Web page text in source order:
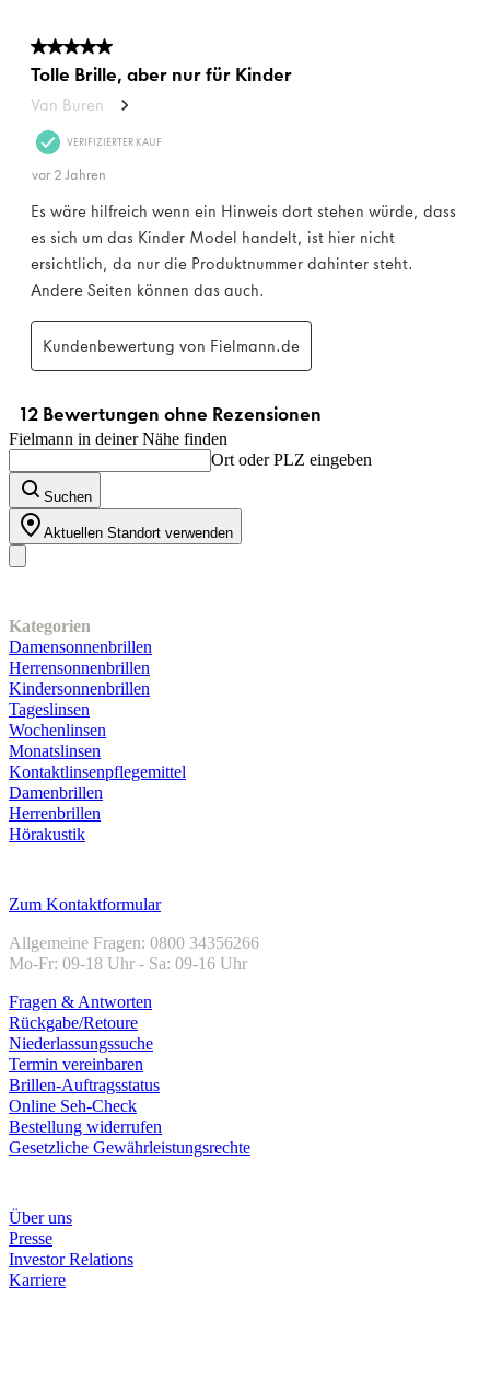
Fielmann in deiner Nähe finden
Ort oder PLZ eingeben
Suchen
Aktuellen Standort verwenden
Kategorien
Damensonnenbrillen
Herrensonnenbrillen
Kindersonnenbrillen
Tageslinsen
Wochenlinsen
Monatslinsen
Kontaktlinsenpflegemittel
Damenbrillen
Herrenbrillen
Hörakustik
Zum Kontaktformular
Allgemeine Fragen: 0800 34356266
Mo-Fr: 09-18 Uhr - Sa: 09-16 Uhr
Fragen & Antworten
Rückgabe/Retoure
Niederlassungssuche
Termin vereinbaren
Brillen-Auftragsstatus
Online Seh-Check
Bestellung widerrufen
Gesetzliche Gewährleistungsrechte
Über uns
Presse
Investor Relations
Karriere